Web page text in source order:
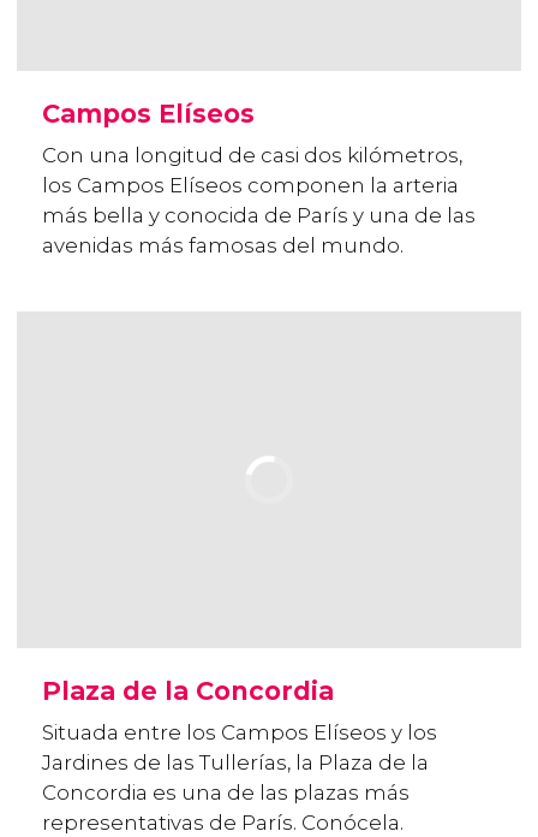
Campos Elíseos
Con una longitud de casi dos kilómetros,
los Campos Elíseos componen la arteria
más bella y conocida de París y una de las
avenidas más famosas del mundo.
Plaza de la Concordia
Situada entre los Campos Elíseos y los
Jardines de las Tullerías, la Plaza de la
Concordia es una de las plazas más
representativas de París. Conócela.